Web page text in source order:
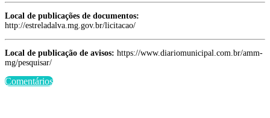
Local de publicações de documentos:
http://estreladalva.mg.gov.br/licitacao/
Local de publicação de avisos: https://www.diariomunicipal.com.br/amm-
mg/pesquisar/
Comentários